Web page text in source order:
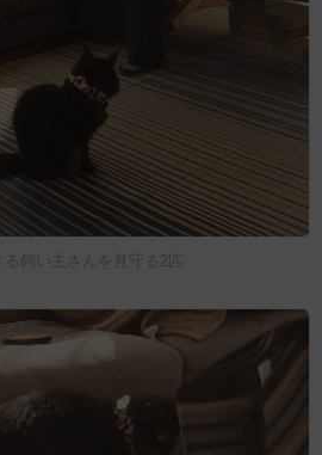
る飼い主さんを見守る2匹